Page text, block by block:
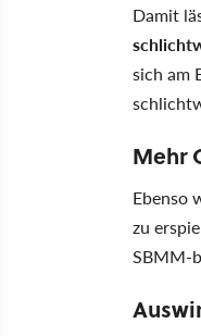
Damit
sich am
Mehr
Ebenso
zu
SBMM-